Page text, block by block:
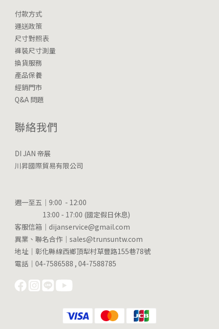
付款方式
運送政策
尺寸對照表
褲裝尺寸測量
換貨服務
產品保養
經銷門市
Q&A 問題
聯絡我們
DI JAN 帝展
川昇國際貿易有限公司
週一至五｜9:00 - 12:00
13:00 - 17:00 (國定假日休息)
客服信箱｜dijanservice@gmail.com
異業、聯名合作｜sales@trunsuntw.com
地址｜彰化縣線西鄉頂犁村草豐路155巷78號
電話｜04-7586588 , 04-7588785